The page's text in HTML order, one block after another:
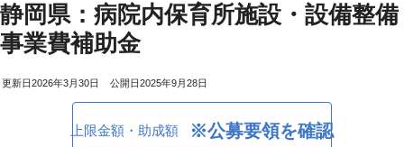
静岡県：病院内保育所施設・設備整備
事業費補助金
2026年3月30日 2025年9月28日
上限金額・助成額 ※公募要領を確認